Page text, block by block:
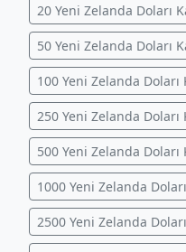
20 Yeni Zelanda Doları
50 Yeni Zelanda Doları
100 Yeni Zelanda Doları
250 Yeni Zelanda Doları
500 Yeni Zelanda Doları
1000 Yeni Zelanda
2500 Yeni Zelanda